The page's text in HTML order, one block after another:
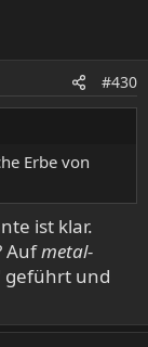
#430
Erbe von
ist klar.
Aufmetal-
geführt und